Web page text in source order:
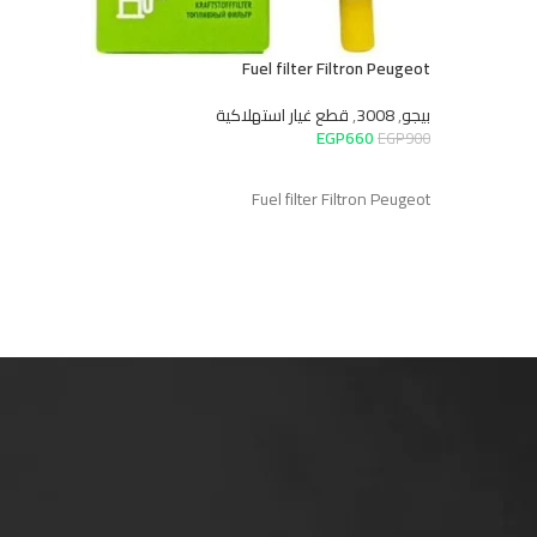
Fuel filter Filtron Peugeot
بيجو,
3008
,قطع غيار استهلاكية
EGP900
EGP660
Fuel filter Filtron Peugeot